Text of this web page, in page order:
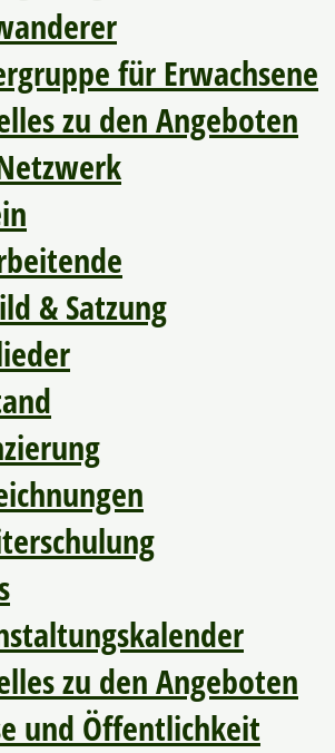
für Erwachsene
zu den Angeboten
& Satzung
zu den Angeboten
und Öffentlichkeit